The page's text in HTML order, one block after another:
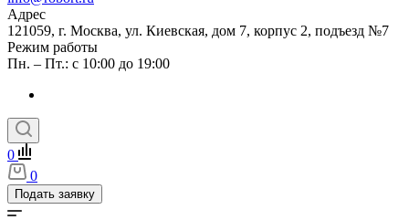
Адрес
121059, г. Москва, ул. Киевская, дом 7, корпус 2, подъезд №7
Режим работы
Пн. – Пт.: с 10:00 до 19:00
0
0
Подать заявку